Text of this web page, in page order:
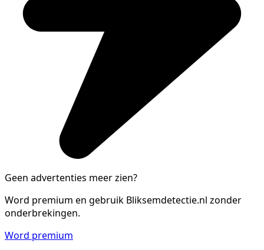
Geen advertenties meer zien?
Word premium en gebruik Bliksemdetectie.nl zonder
onderbrekingen.
Word premium